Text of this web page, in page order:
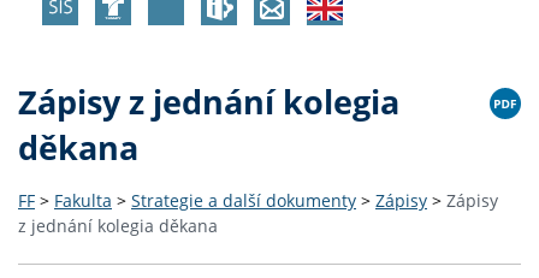
Zápisy z jednání kolegia
děkana
FF > Fakulta > Strategie a další dokumenty > Zápisy > Zápisy
z jednání kolegia děkana